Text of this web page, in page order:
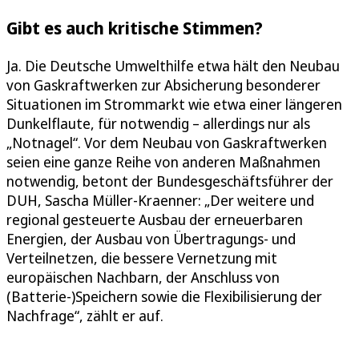
Gibt es auch kritische Stimmen?
Ja. Die Deutsche Umwelthilfe etwa hält den Neubau
von Gaskraftwerken zur Absicherung besonderer
Situationen im Strommarkt wie etwa einer längeren
Dunkelflaute, für notwendig – allerdings nur als
„Notnagel“. Vor dem Neubau von Gaskraftwerken
seien eine ganze Reihe von anderen Maßnahmen
notwendig, betont der Bundesgeschäftsführer der
DUH, Sascha Müller-Kraenner: „Der weitere und
regional gesteuerte Ausbau der erneuerbaren
Energien, der Ausbau von Übertragungs- und
Verteilnetzen, die bessere Vernetzung mit
europäischen Nachbarn, der Anschluss von
(Batterie-)Speichern sowie die Flexibilisierung der
Nachfrage“, zählt er auf.